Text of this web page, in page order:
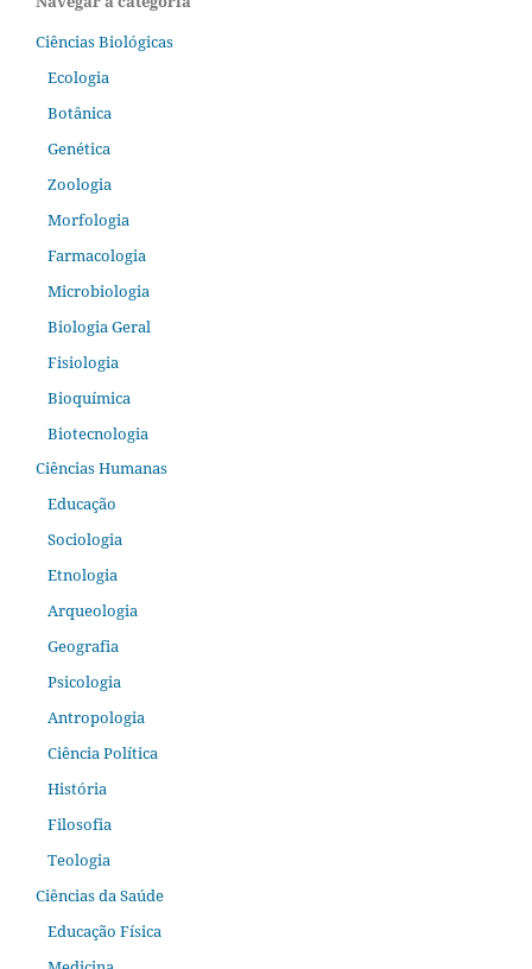
Ciências Biológicas
Ecologia
Botânica
Genética
Zoologia
Morfologia
Farmacologia
Microbiologia
Biologia Geral
Fisiologia
Bioquímica
Biotecnologia
Ciências Humanas
Educação
Sociologia
Etnologia
Arqueologia
Geografia
Psicologia
Antropologia
Ciência Política
História
Filosofia
Teologia
Ciências da Saúde
Educação Física